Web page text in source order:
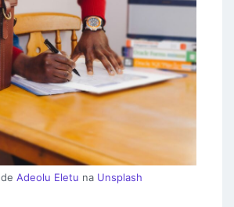
Adeolu Eletu na Unsplash